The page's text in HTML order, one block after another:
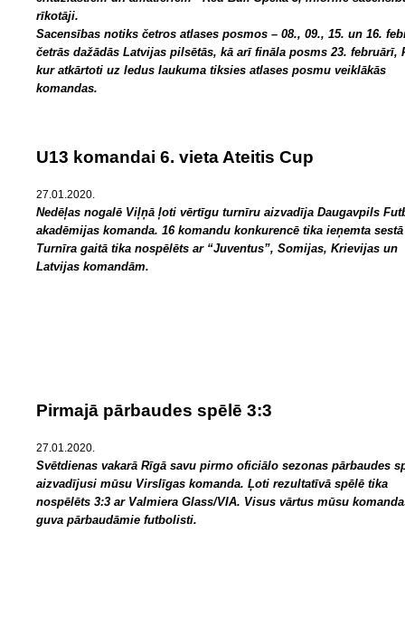
rīkotāji.
Sacensības notiks četros atlases posmos – 08., 09., 15. un 16.
četrās dažādās Latvijas pilsētās, kā arī fināla posms 23. februārī,
kur atkārtoti uz ledus laukuma tiksies atlases posmu veiklākās
komandas.
U13 komandai 6. vieta Ateitis Cup
27.01.2020.
Nedēļas nogalē Viļņā ļoti vērtīgu turnīru aizvadīja Daugavpils
akadēmijas komanda. 16 komandu konkurencē tika ieņemta
Turnīra gaitā tika nospēlēts ar “Juventus”, Somijas, Krievijas un
Latvijas komandām.
Pirmajā pārbaudes spēlē 3:3
27.01.2020.
Svētdienas vakarā Rīgā savu pirmo oficiālo sezonas pārbaudes
aizvadījusi mūsu Virslīgas komanda. Ļoti rezultatīvā spēlē tika
nospēlēts 3:3 ar Valmiera Glass/VIA. Visus vārtus mūsu
guva pārbaudāmie futbolisti.